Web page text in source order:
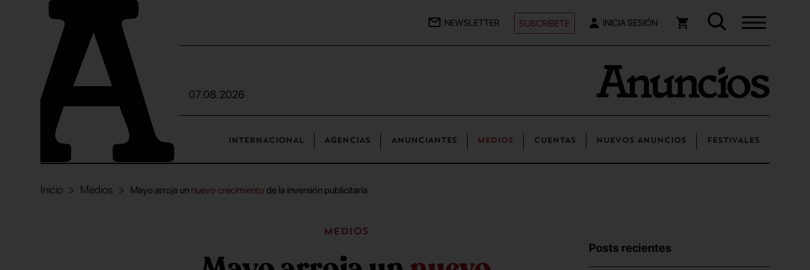
NEWSLETTER SUSCRÍBETE INICIA SESIÓN
07.08.2026
INTERNACIONAL AGENCIAS ANUNCIANTES MEDIOS CUENTAS NUEVOS ANUNCIOS FESTIVALES
Inicio Medios Mayo arroja un nuevo crecimiento de la inversión publicitaria
Medios
Posts recientes